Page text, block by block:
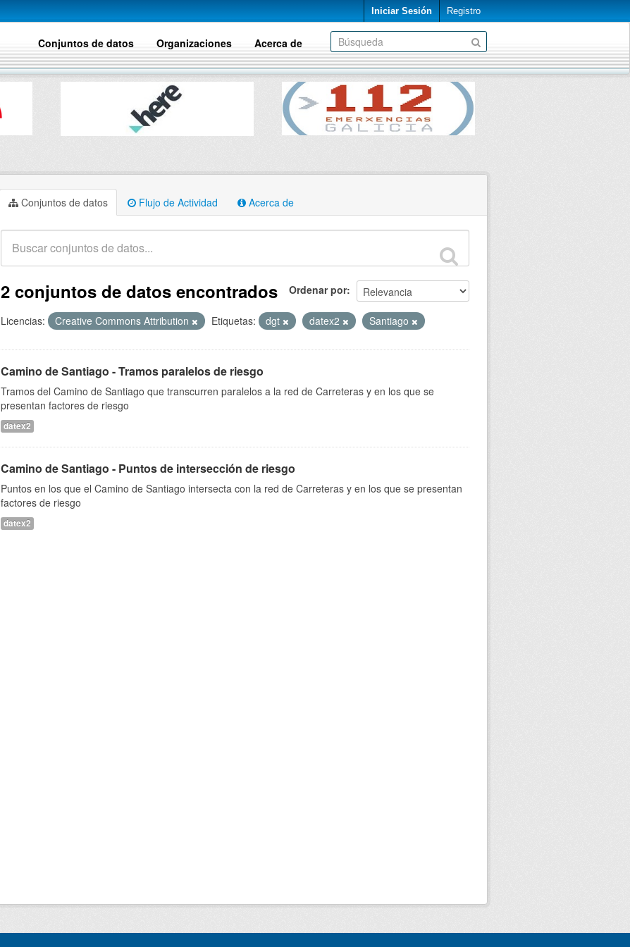
Iniciar Sesión Registro
Conjuntos de datos Organizaciones Acerca de
Conjuntos de datos Flujo de Actividad Acerca de
Ordenar por
2 conjuntos de datos encontrados
Licencias: Creative Commons Attribution Etiquetas: dgt datex2 Santiago
Camino de Santiago - Tramos paralelos de riesgo
Tramos del Camino de Santiago que transcurren paralelos a la red de Carreteras y en los que se
presentan factores de riesgo
datex2
Camino de Santiago - Puntos de intersección de riesgo
Puntos en los que el Camino de Santiago intersecta con la red de Carreteras y en los que se presentan
factores de riesgo
datex2